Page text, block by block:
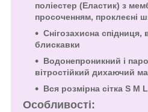
поліестер (Еластик) з
просоченням, проклеєні
Снігозахисна спідниця,
блискавки
Водонепроникний і
вітростійкий дихаючий
Вся розмірна сітка S M
Особливості: